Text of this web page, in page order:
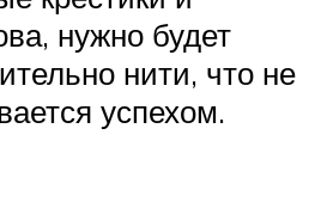
нужно будет
нити, что не
успехом.